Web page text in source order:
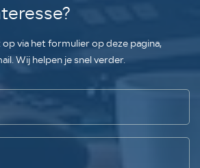
via het formulier op deze pagina,
Wij helpen je snel verder.